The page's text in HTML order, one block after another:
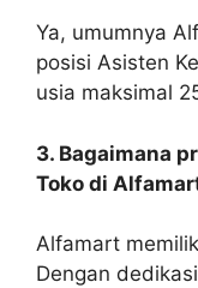
Ya, umumnya
posisi Asisten
usia maksimal
3. Bagaimana
Toko di
Alfamart
Dengan